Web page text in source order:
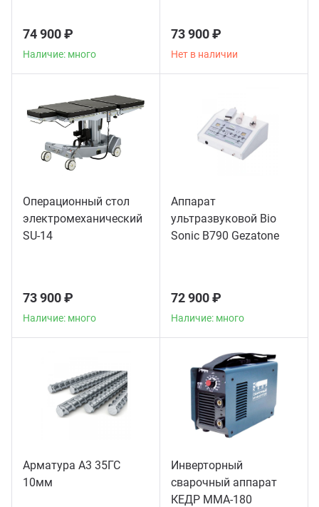
74 900 ₽
Наличие: много
73 900 ₽
Нет в наличии
Операционный стол
электромеханический
SU-14
73 900 ₽
Наличие: много
Аппарат
ультразвуковой Bio
Sonic B790 Gezatone
72 900 ₽
Наличие: много
Арматура А3 35ГС
10мм
Инверторный
сварочный аппарат
КЕДР MMA-180